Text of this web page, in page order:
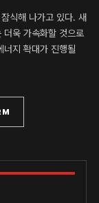
식해 나가고 있다. 새
더욱 가속화할 것으로
너지 확대가 진행될